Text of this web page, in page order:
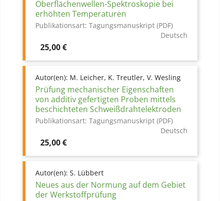
Oberflächenwellen-Spektroskopie bei
erhöhten Temperaturen
Publikationsart: Tagungsmanuskript (PDF)
Deutsch
Preis
25,00 €
Autor(en): M. Leicher, K. Treutler, V. Wesling
Prüfung mechanischer Eigenschaften
von additiv gefertigten Proben mittels
beschichteten Schweißdrahtelektroden
Publikationsart: Tagungsmanuskript (PDF)
Deutsch
Preis
25,00 €
Autor(en): S. Lübbert
Neues aus der Normung auf dem Gebiet
der Werkstoffprüfung